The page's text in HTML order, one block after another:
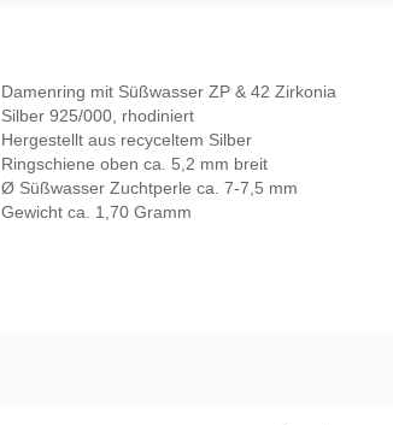
Damenring mit Süßwasser ZP & 42 Zirkonia
Silber 925/000, rhodiniert
Hergestellt aus recyceltem Silber
Ringschiene oben ca. 5,2 mm breit
Ø Süßwasser Zuchtperle ca. 7-7,5 mm
Gewicht ca. 1,70 Gramm